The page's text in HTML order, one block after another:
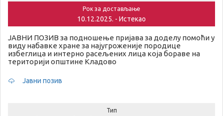
Рок за достављање
10.12.2025. - Истекао
ЈАВНИ ПОЗИВ за подношење пријава за доделу помоћи у
виду набавке хране за најугроженије породице
избеглица и интерно расељених лица која бораве на
територији општине Кладово
Јавни позив
Тип